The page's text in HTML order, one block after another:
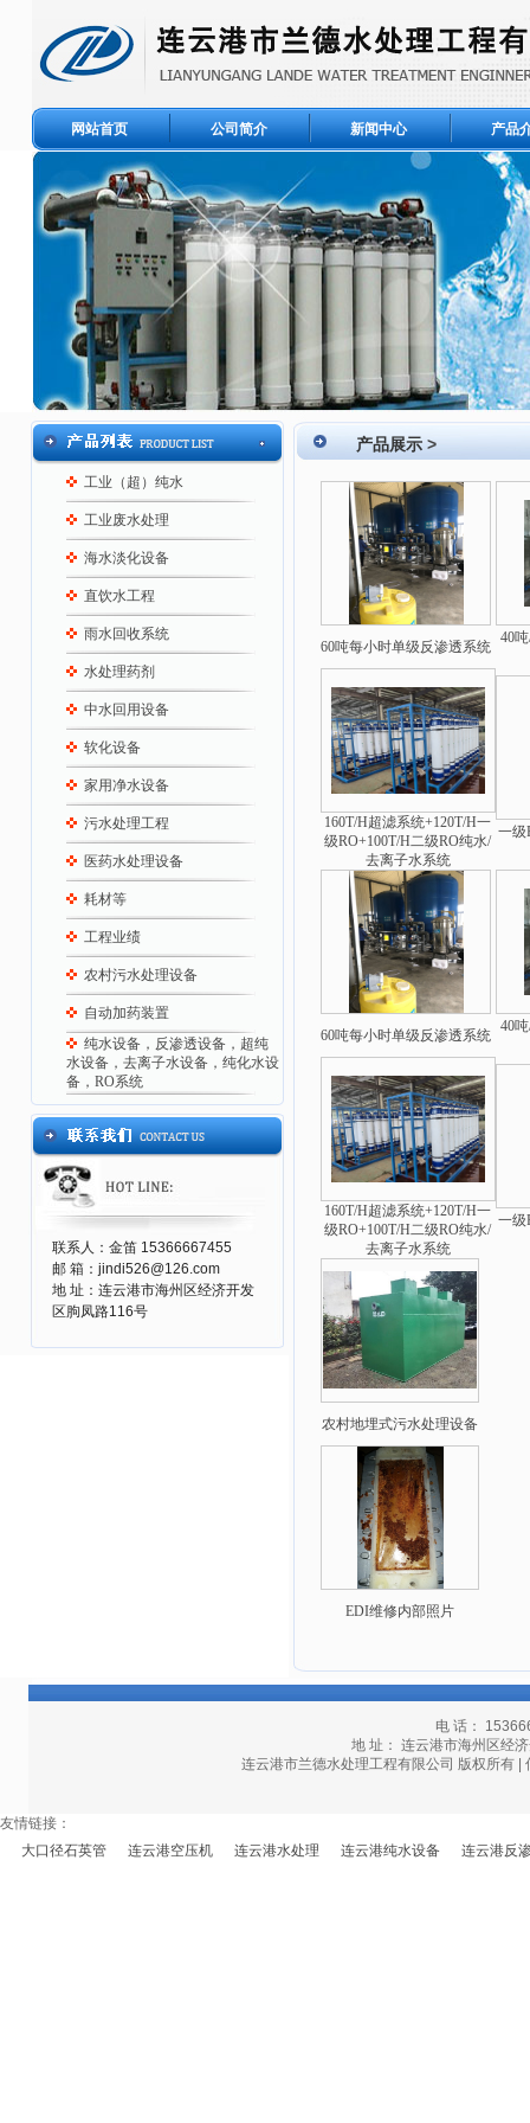
网站首页 公司简介 新闻中心 产品
工业（超）纯水
工业废水处理
海水淡化设备
直饮水工程
雨水回收系统
水处理药剂
中水回用设备
软化设备
家用净水设备
污水处理工程
医药水处理设备
耗材等
工程业绩
农村污水处理设备
自动加药装置
纯水设备，反渗透设备，超纯
水设备，去离子水设备，纯化水设
备，RO系统
联系人：金笛 15366667455
邮 箱：jindi526@126.com
地 址：连云港市海州区经济开发
区朐凤路116号
产品展示 >
60吨每小时单级反渗透系统
40
160T/H超滤系统+120T/H一
级RO+100T/H二级RO纯水/
去离子水系统
一级
60吨每小时单级反渗透系统
40
160T/H超滤系统+120T/H一
级RO+100T/H二级RO纯水/
去离子水系统
一级
农村地埋式污水处理设备
EDI维修内部照片
电 话：
地 址： 连云港市海州区经
连云港市兰德水处理工程有限公司 版权所有 |
友情链接：
大口径石英管
连云港空压机 连云港水处理 连云港纯水设备 连云港反